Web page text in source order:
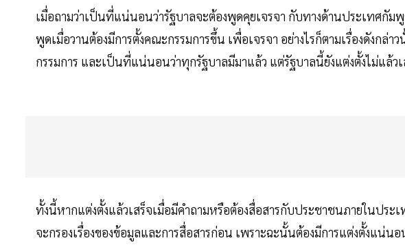
เมื่อถามว่าเป็นที่แน่นอนว่ารัฐบาลจะต้องพูดคุยเจรจา กับทางด้านประเทศกัม
พูดเมื่อวานต้องมีการตั้งคณะกรรมการขึ้น เพื่อเจรจา อย่างไรก็ตามเรื่องดังกล่า
กรรมการ และเป็นที่แน่นอนว่าทุกรัฐบาลมีมาแล้ว แต่รัฐบาลนี้ยังแต่งตั้งไม่แล้วเ
ทั้งนี้หากแต่งตั้งแล้วเสร็จเมื่อมีคำถามหรือต้องสื่อสารกับประชาชนภายในประ
จะกรองเรื่องของข้อมูลและการสื่อสารก่อน เพราะฉะนั้นต้องมีการแต่งตั้งแน่นอ